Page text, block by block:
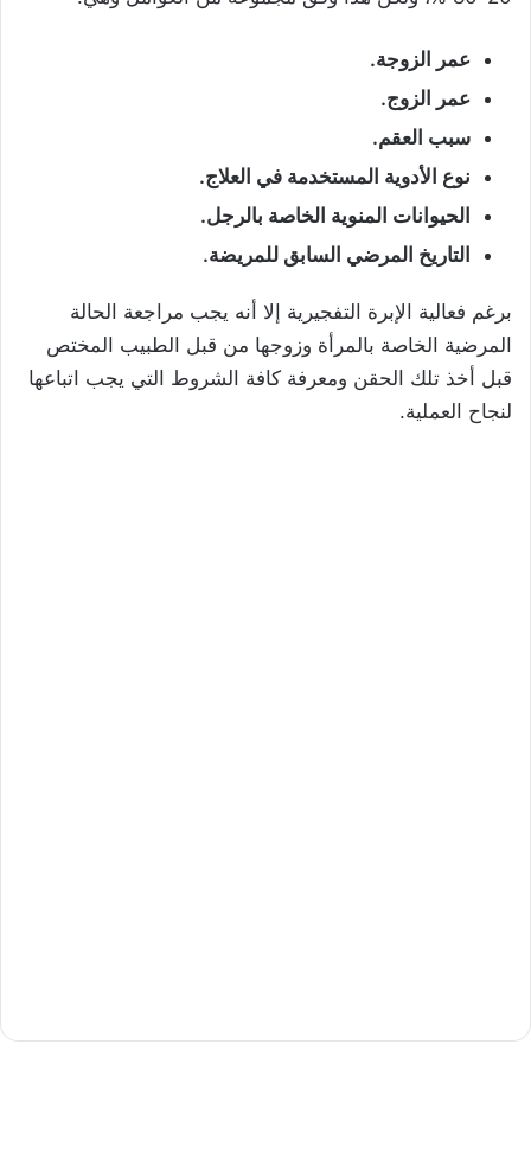
عمر الزوجة.
عمر الزوج.
سبب العقم.
نوع الأدوية المستخدمة في العلاج.
الحيوانات المنوية الخاصة بالرجل.
التاريخ المرضي السابق للمريضة.
برغم فعالية الإبرة التفجيرية إلا أنه يجب مراجعة الحالة
المرضية الخاصة بالمرأة وزوجها من قبل الطبيب المختص
قبل أخذ تلك الحقن ومعرفة كافة الشروط التي يجب اتباعها
لنجاح العملية.